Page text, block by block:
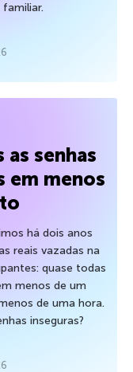
senhas
em menos
há dois anos
reais vazadas na
quase todas
menos de um
de uma hora.
inseguras?